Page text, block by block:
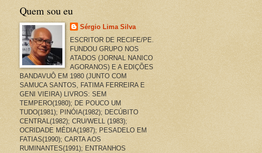
Quem sou eu
Sérgio Lima Silva
ESCRITOR DE RECIFE/PE.
FUNDOU GRUPO NOS
ATADOS (JORNAL NANICO
AGORANOS) E A EDIÇÕES
BANDAVUÔ EM 1980 (JUNTO COM
SAMUCA SANTOS, FATIMA FERREIRA E
GENI VIEIRA) LIVROS: SEM
TEMPERO(1980); DE POUCO UM
TUDO(1981); PINÓIA(1982); DECÚBITO
CENTRAL(1982); CRU/WELL (1983);
OCRIDADE MÉDIA(1987); PESADELO EM
FATIAS(1990); CARTA AOS
RUMINANTES(1991); ENTRANHOS